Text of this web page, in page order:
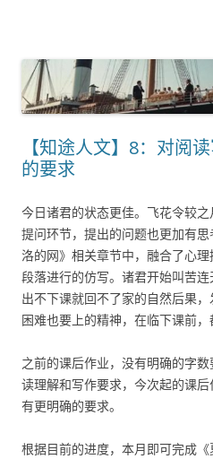
【知途人文】8：对阅
的要求
今日诸君的状态更佳。飞花令较之
提问环节，提出的问题也更加有
洛的网》相关章节中，融合了心
段落进行的仿写。诸君开始叫苦
出不下课就回不了家的自然后果
困难也要上的精神，在临下课前，
之前的课后作业，没有明确的字
读理解和写作要求，今次起的课
有更明确的要求。
根据目前的进度，本月即可完成